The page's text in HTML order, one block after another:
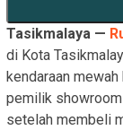
Tasikmalaya —
di Kota
kendaraan
pemilik
setelah membeli